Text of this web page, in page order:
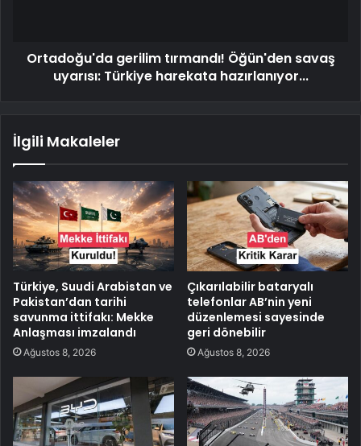
Ortadoğu'da gerilim tırmandı! Öğün'den savaş
uyarısı: Türkiye harekata hazırlanıyor...
İlgili Makaleler
Türkiye, Suudi Arabistan ve
Pakistan’dan tarihi
savunma ittifakı: Mekke
Anlaşması imzalandı
Ağustos 8, 2026
Çıkarılabilir bataryalı
telefonlar AB’nin yeni
düzenlemesi sayesinde
geri dönebilir
Ağustos 8, 2026